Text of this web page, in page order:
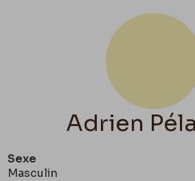
Adrien
Sexe
Masculin